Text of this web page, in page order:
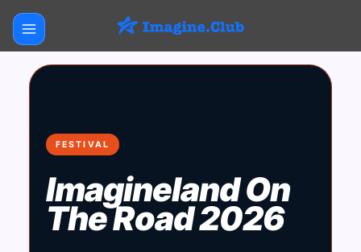
FESTIVAL
Imagineland On
The Road 2026